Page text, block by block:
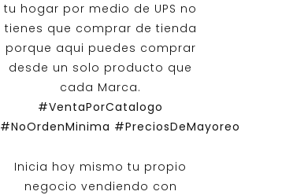
tu hogar por medio de UPS no
tienes que comprar de tienda
porque aqui puedes comprar
desde un solo producto que
cada Marca.
#VentaPorCatalogo
#NoOrdenMinima #PreciosDeMayoreo
Inicia hoy mismo tu propio
negocio vendiendo con